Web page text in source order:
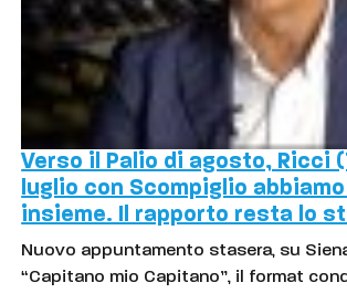
Verso il Palio di agosto, Ricci
luglio con Scompiglio
insieme. Il rapporto resta lo
Nuovo appuntamento stasera, su
“Capitano mio Capitano”, il format